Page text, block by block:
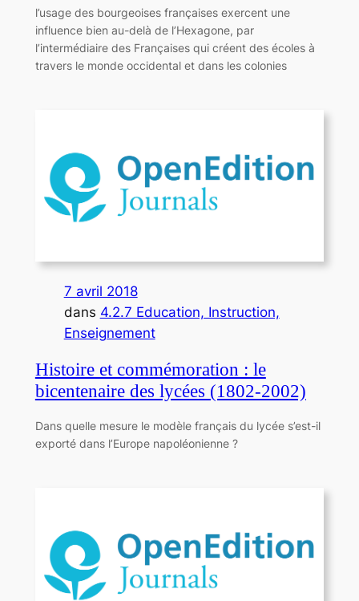
l’usage des bourgeoises françaises exercent une
influence bien au-delà de l’Hexagone, par
l’intermédiaire des Françaises qui créent des écoles à
travers le monde occidental et dans les colonies
7 avril 2018
dans 4.2.7 Education, Instruction,
Enseignement
Histoire et commémoration : le
bicentenaire des lycées (1802-2002)
Dans quelle mesure le modèle français du lycée s’est-il
exporté dans l’Europe napoléonienne ?